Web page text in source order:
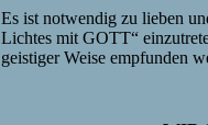
Es ist notwendig zu lieben
Lichtes mit GOTT“
geistiger Weise empfunden